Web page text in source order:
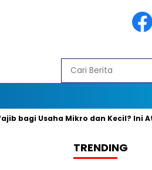
Mikro dan Kecil? Ini Aturan
TRENDING